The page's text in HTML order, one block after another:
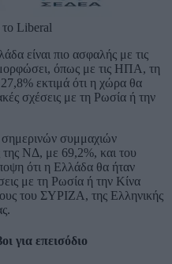
Liberal
είναι πιο ασφαλής με τις
όπως με τις ΗΠΑ, τη
εκτιμά ότι η χώρα θα
σχέσεις με τη Ρωσία ή την
συμμαχιών
ΝΔ, με 69,2%, και του
ότι η Ελλάδα θα ήταν
με τη Ρωσία ή την Κίνα
του ΣΥΡΙΖΑ, της Ελληνικής
για επεισόδιο